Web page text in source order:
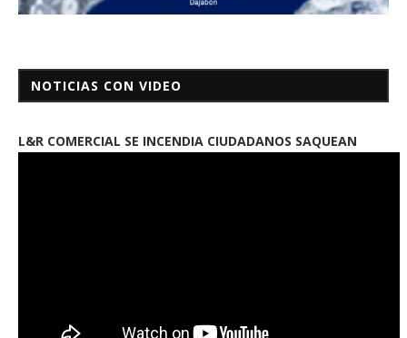
NOTICIAS CON VIDEO
L&R COMERCIAL SE INCENDIA CIUDADANOS SAQUEAN